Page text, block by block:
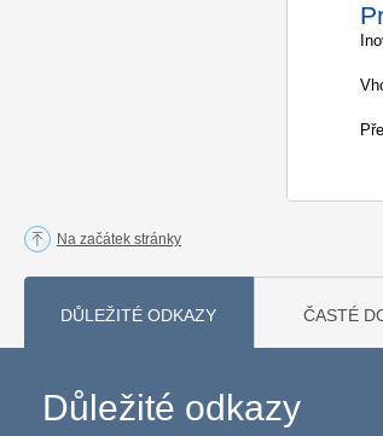
Na začátek stránky
DŮLEŽITÉ ODKAZY ČASTÉ
Důležité odkazy